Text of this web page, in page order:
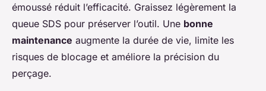
émoussé réduit l’efficacité. Graissez légèrement la
queue SDS pour préserver l’outil. Une bonne
maintenance augmente la durée de vie, limite les
risques de blocage et améliore la précision du
perçage.